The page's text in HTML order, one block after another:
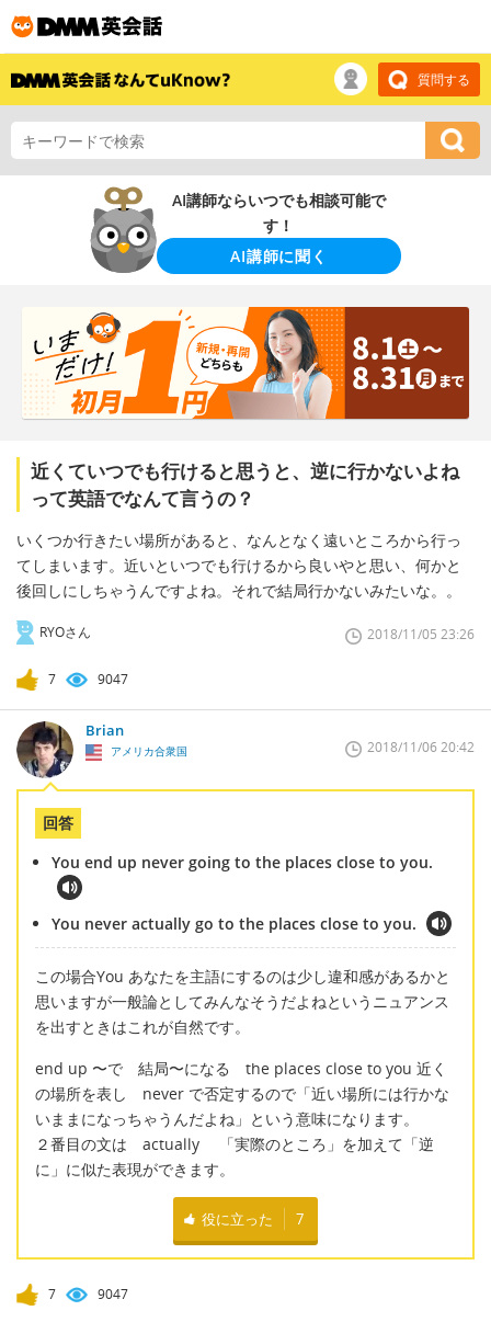
質問する
AI講師ならいつでも相談可能で
す！
AI講師に聞く
近くていつでも行けると思うと、逆に行かないよね
って英語でなんて言うの？
いくつか行きたい場所があると、なんとなく遠いところから行っ
てしまいます。近いといつでも行けるから良いやと思い、何かと
後回しにしちゃうんですよね。それで結局行かないみたいな。。
RYOさん 2018/11/05 23:26
7 9047
Brian
アメリカ合衆国 2018/11/06 20:42
回答
You end up never going to the places close to you.
You never actually go to the places close to you.
この場合You あなたを主語にするのは少し違和感があるかと
思いますが一般論としてみんなそうだよねというニュアンス
を出すときはこれが自然です。
end up 〜で 結局〜になる the places close to you 近く
の場所を表し never で否定するので「近い場所には行かな
いままになっちゃうんだよね」という意味になります。
２番目の文は actually 「実際のところ」を加えて「逆
に」に似た表現ができます。
役に立った 7
7 9047